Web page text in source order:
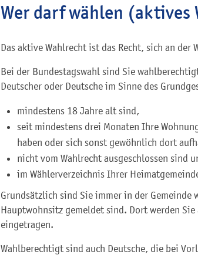
Wer darf wählen (aktives
Das aktive Wahlrecht ist das Recht, sich an
Bei der Bundestagswahl sind Sie
Deutscher oder Deutsche im Sinne des
mindestens 18 Jahre alt sind,
seit mindestens drei Monaten Ihre
haben oder sich sonst gewöhnlich dort
nicht vom Wahlrecht ausgeschlossen sind
im Wählerverzeichnis Ihrer
Grundsätzlich sind Sie immer in der
Hauptwohnsitz gemeldet sind. Dort werden
eingetragen.
Wahlberechtigt sind auch Deutsche, die bei